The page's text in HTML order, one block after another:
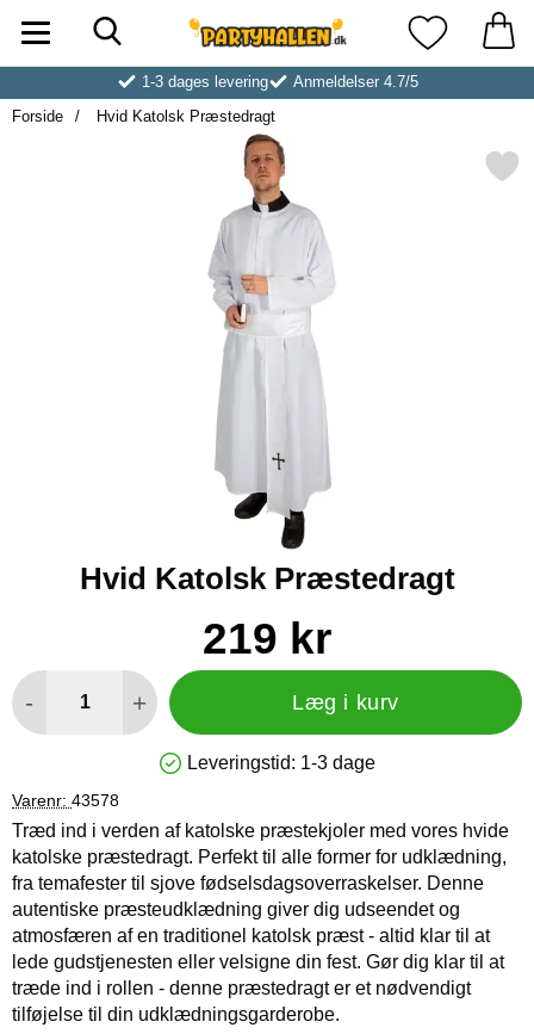
Startside for Partyhallen AB Mine
1-3 dages levering
Anmeldelser 4.7/5
Forside
Hvid Katolsk Præstedragt
Markér hvid Katolsk
Hvid Katolsk Præstedragt
Køb dette produkt Hvid Katolsk Præstedragt
pris
219 kr
- + Læg i kurv
Produkttilgængelighed: På lager
Leveringstid: 1-3 dage
Varenr: 43578
Træd ind i verden af katolske præstekjoler med vores hvide
katolske præstedragt. Perfekt til alle former for udklædning,
fra temafester til sjove fødselsdagsoverraskelser. Denne
autentiske præsteudklædning giver dig udseendet og
atmosfæren af en traditionel katolsk præst - altid klar til at
lede gudstjenesten eller velsigne din fest. Gør dig klar til at
træde ind i rollen - denne præstedragt er et nødvendigt
tilføjelse til din udklædningsgarderobe.